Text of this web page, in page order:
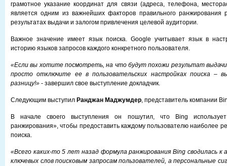
грамотное указание координат для связи (адреса, телефона,
является одним из важнейших факторов правильного ранжирования
результатах выдачи и залогом привлечения целевой аудитории.
Важное значение имеет язык поиска. Google учитывает язык в
историю языков запросов каждого конкретного пользователя.
«Если вы хотите посмотреть, на что будут похожи результат выдачи
просто отключите ее в пользовательских настройках поиска –
разницу!» - завершил свое выступление докладчик.
Следующим выступил Ранджан Маджумдер, представитель компании
В начале своего выступления он пошутил, что Bing
ранжирования», чтобы предоставить каждому пользователю наиболее
поиска.
«Всего каких-то 5 лет назад формула ранжирования Bing сводилась к
ключевых слов поисковым запросам пользователей, а персональные